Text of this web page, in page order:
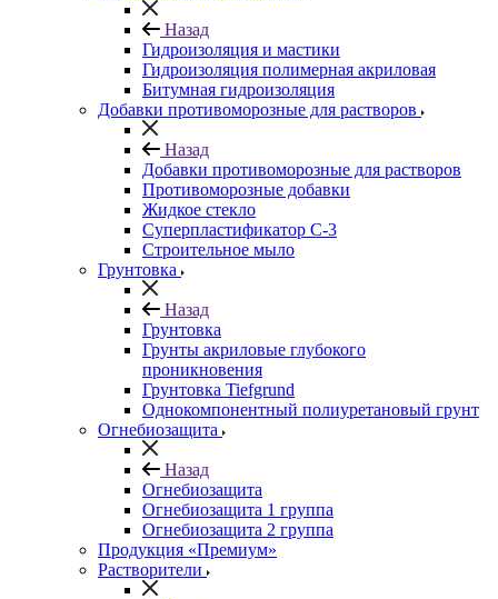
Назад
Гидроизоляция и мастики
Гидроизоляция полимерная акриловая
Битумная гидроизоляция
Добавки противоморозные для растворов
Назад
Добавки противоморозные для растворов
Противоморозные добавки
Жидкое стекло
Суперпластификатор С-3
Строительное мыло
Грунтовка
Назад
Грунтовка
Грунты акриловые глубокого
проникновения
Грунтовка Tiefgrund
Однокомпонентный полиуретановый грунт
Огнебиозащита
Назад
Огнебиозащита
Огнебиозащита 1 группа
Огнебиозащита 2 группа
Продукция «Премиум»
Растворители